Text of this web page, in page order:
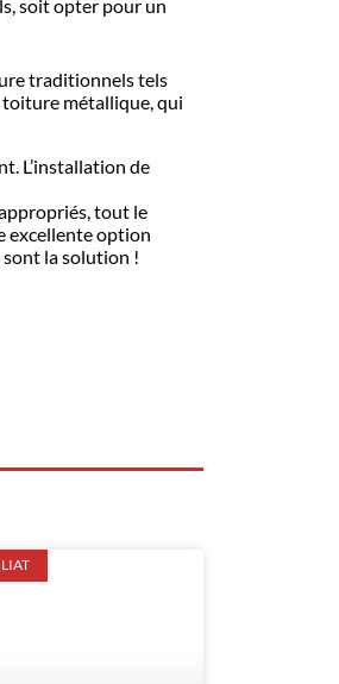
soit opter pour un
traditionnels tels
toiture métallique, qui
L’installation de
tout le
excellente option
la solution !